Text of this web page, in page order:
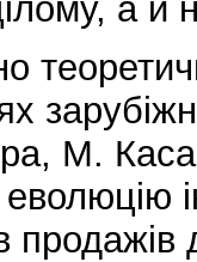
а
М.
продажів